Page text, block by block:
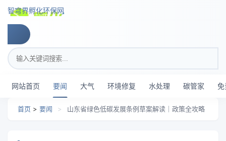
智穹界孵化环保网
搜索关键词
网站首页 要闻 大气 环境修复 水处理 碳管家 免
首页 > 要闻 > 山东省绿色低碳发展条例草案解读｜政策全攻略